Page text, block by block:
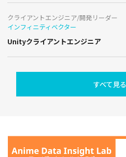
クライアントエンジニア/開発リーダー
インフィニティベクター
Unityクライアントエンジニア
すべて見る